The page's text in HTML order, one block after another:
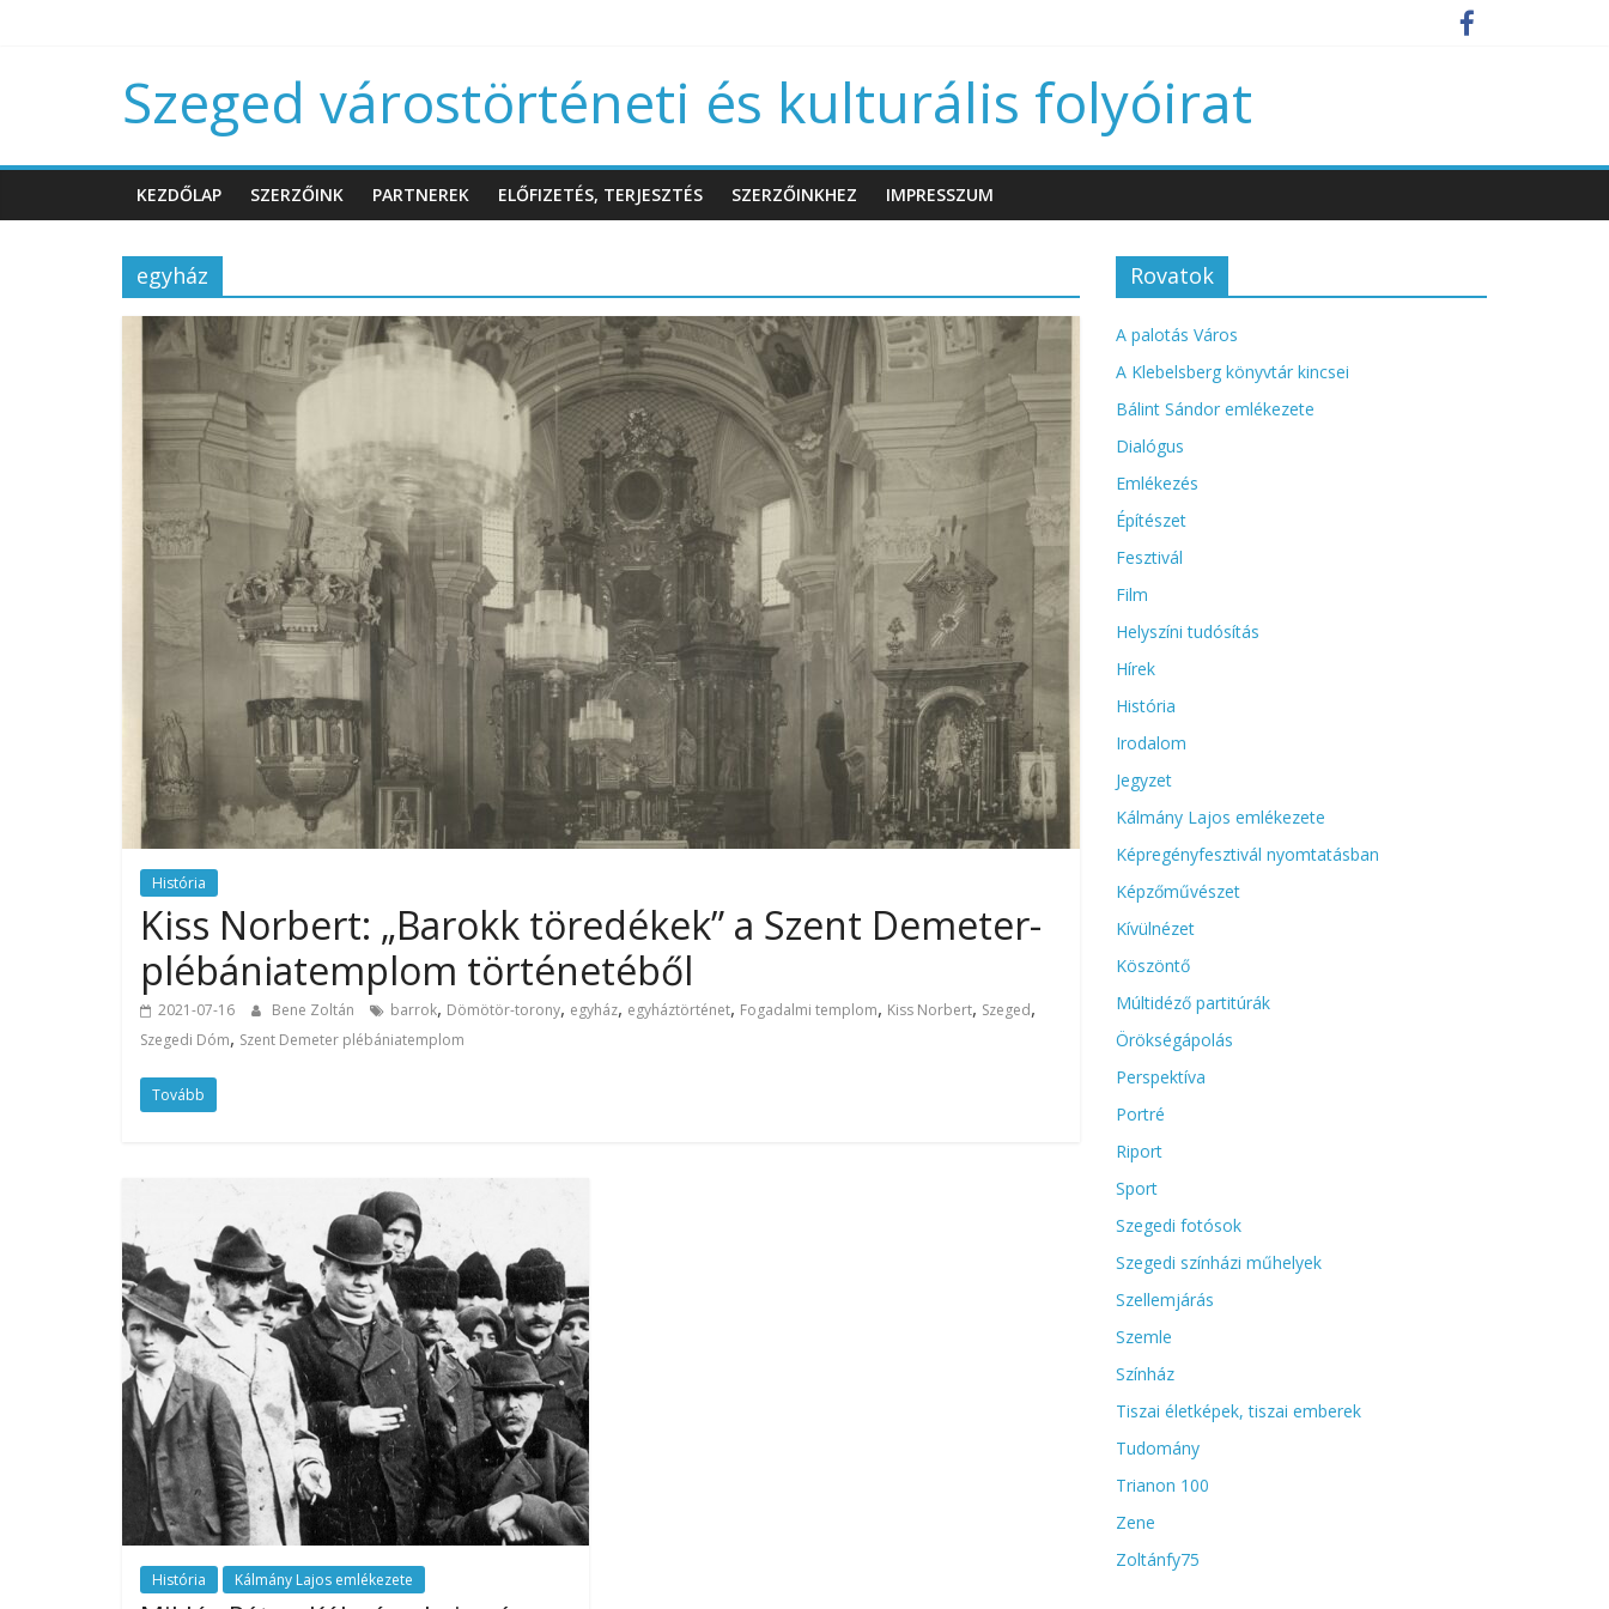
Szeged várostörténeti és kulturális folyóirat
KEZDŐLAP SZERZŐINK PARTNEREK ELŐFIZETÉS, TERJESZTÉS SZERZŐINKHEZ IMPRESSZUM
egyház
História
Kiss Norbert: „Barokk töredékek” a Szent Demeter-
plébániatemplom történetéből
2021-07-16 Bene Zoltán barrok, Dömötör-torony, egyház, egyháztörténet, Fogadalmi templom, Kiss Norbert, Szeged,
Szegedi Dóm, Szent Demeter plébániatemplom
Tovább
História Kálmány Lajos emlékezete
Rovatok
A palotás Város
A Klebelsberg könyvtár kincsei
Bálint Sándor emlékezete
Dialógus
Emlékezés
Építészet
Fesztivál
Film
Helyszíni tudósítás
Hírek
História
Irodalom
Jegyzet
Kálmány Lajos emlékezete
Képregényfesztivál nyomtatásban
Képzőművészet
Kívülnézet
Köszöntő
Múltidéző partitúrák
Örökségápolás
Perspektíva
Portré
Riport
Sport
Szegedi fotósok
Szegedi színházi műhelyek
Szellemjárás
Szemle
Színház
Tiszai életképek, tiszai emberek
Tudomány
Trianon 100
Zene
Zoltánfy75